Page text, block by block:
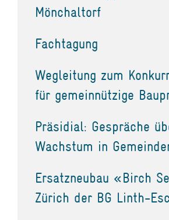
Mönchaltorf
Fachtagung
Wegleitung zum
für gemeinnützige
Präsidial: Gespräche
Wachstum in
Ersatzneubau «Birch
Zürich der BG Linth-